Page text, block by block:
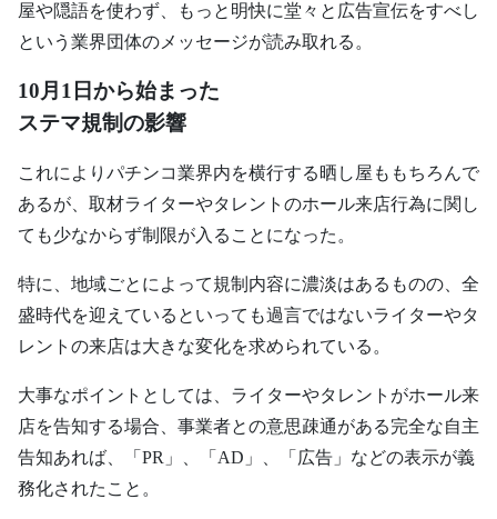
屋や隠語を使わず、もっと明快に堂々と広告宣伝をすべし
という業界団体のメッセージが読み取れる。
10月1日から始まった
ステマ規制の影響
これによりパチンコ業界内を横行する晒し屋ももちろんで
あるが、取材ライターやタレントのホール来店行為に関し
ても少なからず制限が入ることになった。
特に、地域ごとによって規制内容に濃淡はあるものの、全
盛時代を迎えているといっても過言ではないライターやタ
レントの来店は大きな変化を求められている。
大事なポイントとしては、ライターやタレントがホール来
店を告知する場合、事業者との意思疎通がある完全な自主
告知あれば、「PR」、「AD」、「広告」などの表示が義
務化されたこと。